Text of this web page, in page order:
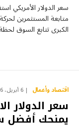
سعر الدولار الأمريكي
متابعة المستثمرين
الكبرى تتابع السوق
اقتصاد وأعمال 6 أبريل، 2026
يمنحك أفضل